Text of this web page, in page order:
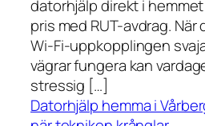
datorhjälp direkt i
pris med RUT-avdrag. När
Wi-Fi-uppkopplingen
vägrar fungera kan
stressig […]
Datorhjälp hemma i